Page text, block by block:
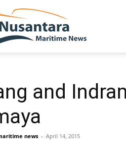
and
news - April 14, 2015